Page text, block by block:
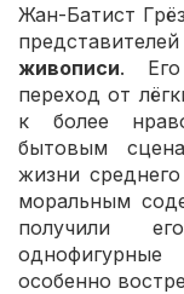
Жан-Батист
представителей
живописи. Его
переход от
к более
бытовым
жизни
моральным
получили
особенно